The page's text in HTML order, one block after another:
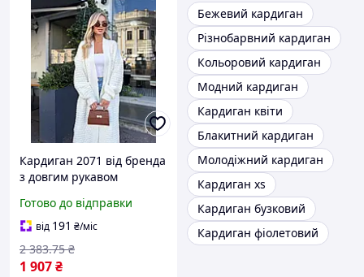
Кардиган 2071 від бренда
з довгим рукавом
м'якого матеріалу колір
сірий для жінок
Готово до відправки
від 191 ₴/міс
1 907₴
2 383.75 ₴
Бежевий кардиган
Різнобарвний кардиган
Кольоровий кардиган
Модний кардиган
Кардиган квіти
Блакитний кардиган
Молодіжний кардиган
Кардиган xs
Кардиган бузковий
Кардиган фіолетовий